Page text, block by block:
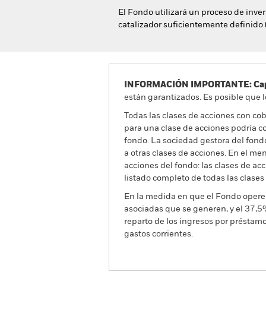
El Fondo utilizará un proceso de
catalizador suficientemente definido
INFORMACIÓN IMPORTANTE:
están garantizados. Es posible
Todas las clases de acciones con
para una clase de acciones podría
fondo. La sociedad gestora del
a otras clases de acciones. En el
acciones del fondo: las clases de
listado completo de todas las
En la medida en que el Fondo
asociadas que se generen, y el
reparto de los ingresos por
gastos corrientes.